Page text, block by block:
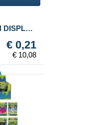
€ 0,21
€ 10,08